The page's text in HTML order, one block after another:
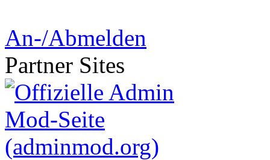
An-/Abmelden
Partner Sites